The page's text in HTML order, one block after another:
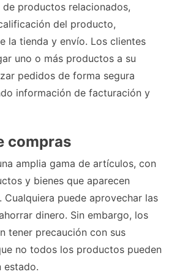
de productos relacionados,
del producto,
la tienda y envío. Los clientes
uno o más productos a su
pedidos de forma segura
información de facturación y
compras
amplia gama de artículos, con
y bienes que aparecen
Cualquiera puede aprovechar las
dinero. Sin embargo, los
tener precaución con sus
no todos los productos pueden
estado.